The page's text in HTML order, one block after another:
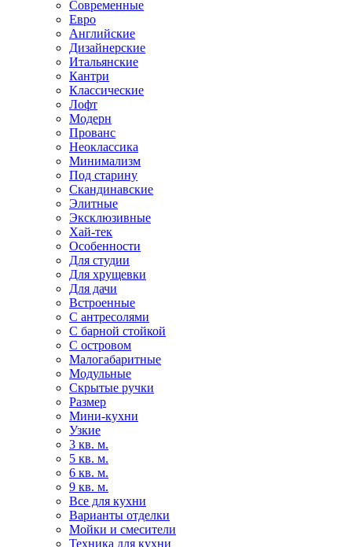
Современные
Евро
Английские
Дизайнерские
Итальянские
Кантри
Классические
Лофт
Модерн
Прованс
Неоклассика
Минимализм
Под старину
Скандинавские
Элитные
Эксклюзивные
Хай-тек
Особенности
Для студии
Для хрущевки
Для дачи
Встроенные
С антресолями
С барной стойкой
С островом
Малогабаритные
Модульные
Скрытые ручки
Размер
Мини-кухни
Узкие
3 кв. м.
5 кв. м.
6 кв. м.
9 кв. м.
Все для кухни
Варианты отделки
Мойки и смесители
Техника для кухни